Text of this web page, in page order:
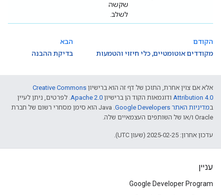
שקשה
לשלב.
הקודם
מקודדים אוטומטיים, כלי חיזוי והטמעות
הבא
בדיקת ההבנה
אלא אם צוין אחרת, התוכן של דף זה הוא ברישיון Creative Commons
Attribution 4.0 ודוגמאות הקוד הן ברישיון Apache 2.0. לפרטים, ניתן לעיין
במדיניות האתר Google Developers‏
.‏ Java הוא סימן מסחרי רשום של חברת
Oracle ו/או של השותפים העצמאיים שלה.
עדכון אחרון: 2025-02-25 (שעון UTC).
עניין
Google Developer Program